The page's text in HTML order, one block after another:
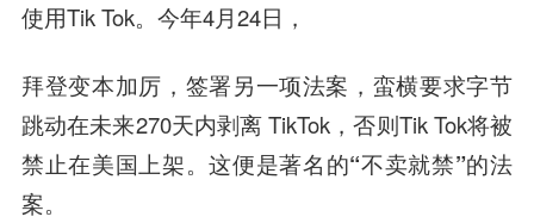
使用Tik Tok。今年4月24日，
拜登变本加厉，签署另一项法案，蛮横要求字节
跳动在未来270天内剥离 TikTok，否则Tik Tok将被
禁止在美国上架。这便是著名的“不卖就禁”的法
案。